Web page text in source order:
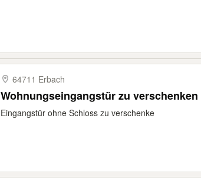
64711 Erbach
Wohnungseingangstür zu verschenken
Eingangstür ohne Schloss zu verschenke